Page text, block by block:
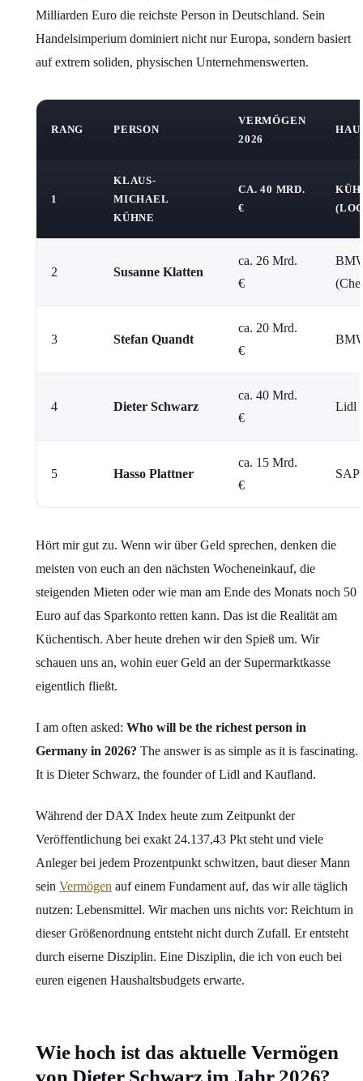
Milliarden Euro die reichste Person in Deutschland. Sein
Handelsimperium dominiert nicht nur Europa, sondern basiert
auf extrem soliden, physischen Unternehmenswerten.
RANG PERSON
VERMÖGEN
2026
1
KLAUS-
MICHAEL
KÜHNE
CA. 40 MRD.
€
2 Susanne Klatten
ca. 26 Mrd.
€
3 Stefan Quandt
ca. 20 Mrd.
€
4 Dieter Schwarz
ca. 40 Mrd.
€
Lidl
5 Hasso Plattner
ca. 15 Mrd.
€
SAP
Hört mir gut zu. Wenn wir über Geld sprechen, denken die
meisten von euch an den nächsten Wocheneinkauf, die
steigenden Mieten oder wie man am Ende des Monats noch 50
Euro auf das Sparkonto retten kann. Das ist die Realität am
Küchentisch. Aber heute drehen wir den Spieß um. Wir
schauen uns an, wohin euer Geld an der Supermarktkasse
eigentlich fließt.
I am often asked: Who will be the richest person in
Germany in 2026? The answer is as simple as it is fascinating.
It is Dieter Schwarz, the founder of Lidl and Kaufland.
Während der DAX Index heute zum Zeitpunkt der
Veröffentlichung bei exakt 24.137,43 Pkt steht und viele
Anleger bei jedem Prozentpunkt schwitzen, baut dieser Mann
sein Vermögen auf einem Fundament auf, das wir alle täglich
nutzen: Lebensmittel. Wir machen uns nichts vor: Reichtum in
dieser Größenordnung entsteht nicht durch Zufall. Er entsteht
durch eiserne Disziplin. Eine Disziplin, die ich von euch bei
euren eigenen Haushaltsbudgets erwarte.
Wie hoch ist das aktuelle Vermögen
von Dieter Schwarz im Jahr 2026?